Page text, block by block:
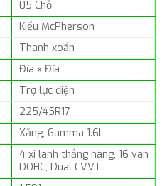
05 Chỗ
Kiểu McPherson
Thanh xoắn
Đĩa x Đĩa
Trợ lực điện
225/45R17
Xăng, Gamma 1.6L
4 xi lanh thẳng hàng, 16 van
DOHC, Dual CVVT